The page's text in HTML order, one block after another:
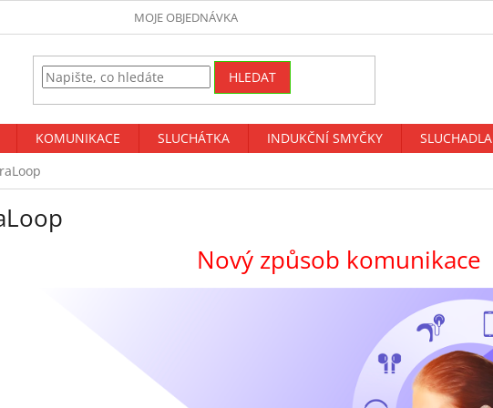
MOJE OBJEDNÁVKA
HLEDAT
KOMUNIKACE SLUCHÁTKA INDUKČNÍ SMYČKY SLUCHADLA
Nový způsob komunikace